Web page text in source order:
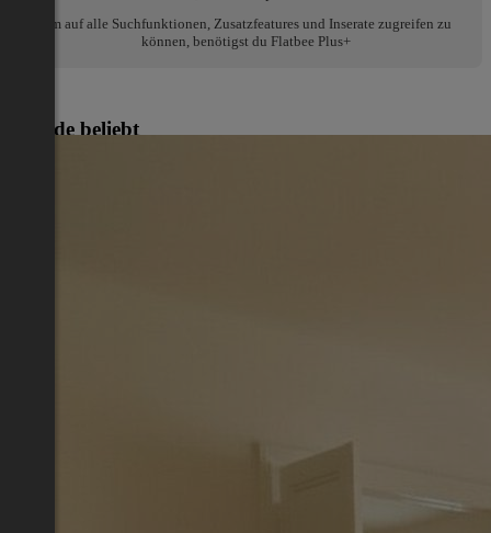
Um auf alle Suchfunktionen, Zusatzfeatures und Inserate zugreifen zu
können, benötigst du Flatbee Plus+
Gerade beliebt